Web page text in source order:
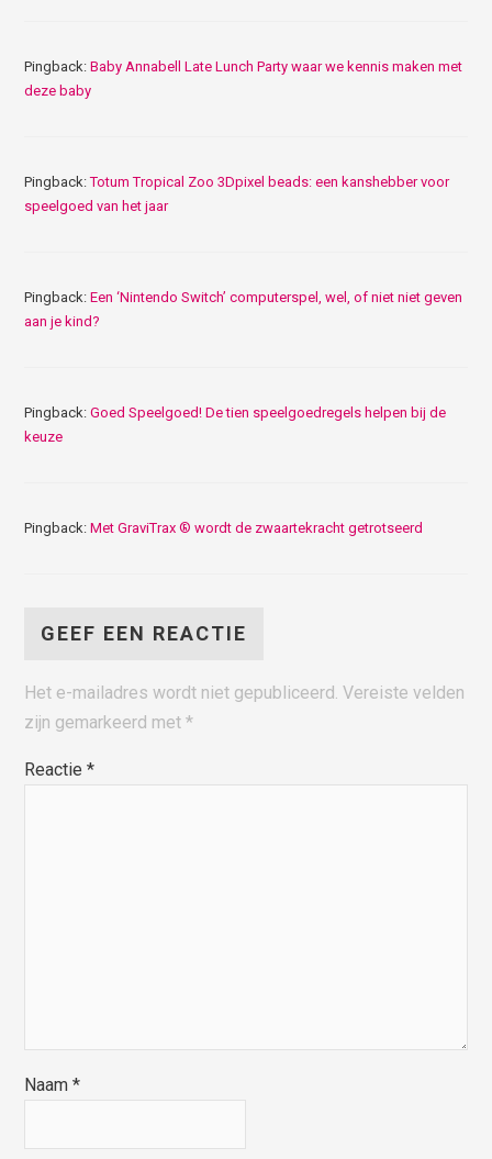
Pingback:Baby Annabell Late Lunch Party waar we kennis maken met
deze baby
Pingback:Totum Tropical Zoo 3Dpixel beads: een kanshebber voor
speelgoed van het jaar
Pingback:Een ‘Nintendo Switch’ computerspel, wel, of niet niet geven
aan je kind?
Pingback:Goed Speelgoed! De tien speelgoedregels helpen bij de
keuze
Pingback:Met GraviTrax ® wordt de zwaartekracht getrotseerd
GEEF EEN REACTIE
Het e-mailadres wordt niet gepubliceerd. Vereiste velden
zijn gemarkeerd met*
Reactie*
Naam*